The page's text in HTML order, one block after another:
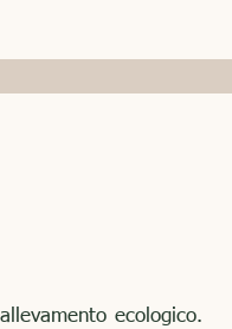
ecologico.